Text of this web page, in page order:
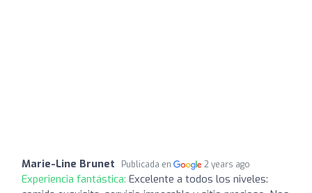
Marie-Line Brunet Publicada en 2 years ago
Experiencia fantástica: Excelente a todos los niveles: